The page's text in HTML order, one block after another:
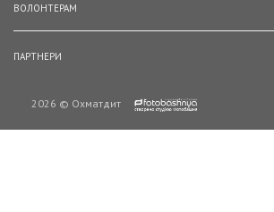
ВОЛОНТЕРАМ
ПАРТНЕРИ
2026 © Охматдит